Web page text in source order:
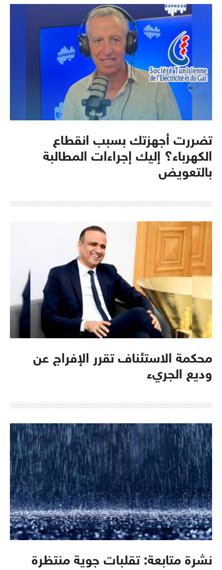
تضررت أجهزتك بسبب انقطاع
الكهرباء؟ إليك إجراءات المطالبة
بالتعويض
محكمة الاستئناف تقرر الإفراج عن
وديع الجريء
نشرة متابعة: تقلبات جوية منتظرة